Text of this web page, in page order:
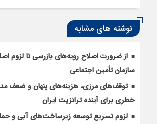
نوشته های مشابه
از ضرورت اصلاح رویه‌های بازرسی تا لزوم
سازمان تأمین اجتماعی
توقف‌های مرزی، هزینه‌های پنهان و ضعف
خطری برای آینده ترانزیت ایران
لزوم تسریع توسعه زیرساخت‌های آبی و